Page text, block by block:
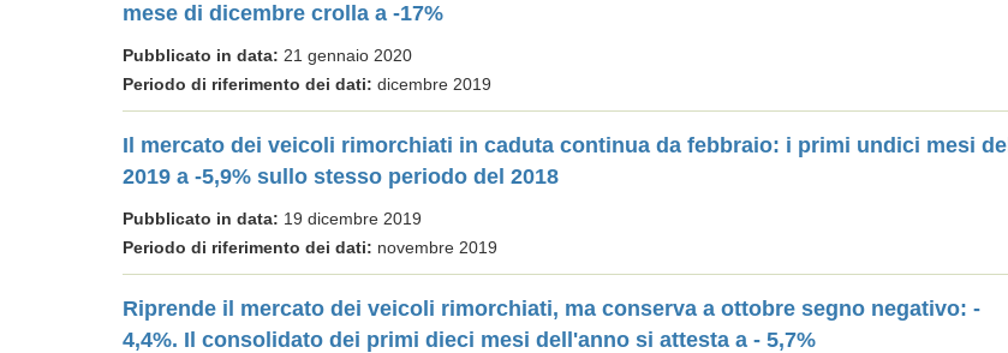
mese di dicembre crolla a -17%
Pubblicato in data: 21 gennaio 2020
Periodo di riferimento dei dati: dicembre 2019
Il mercato dei veicoli rimorchiati in caduta continua da febbraio: i primi undici mesi del
2019 a -5,9% sullo stesso periodo del 2018
Pubblicato in data: 19 dicembre 2019
Periodo di riferimento dei dati: novembre 2019
Riprende il mercato dei veicoli rimorchiati, ma conserva a ottobre segno negativo: -
4,4%. Il consolidato dei primi dieci mesi dell'anno si attesta a - 5,7%